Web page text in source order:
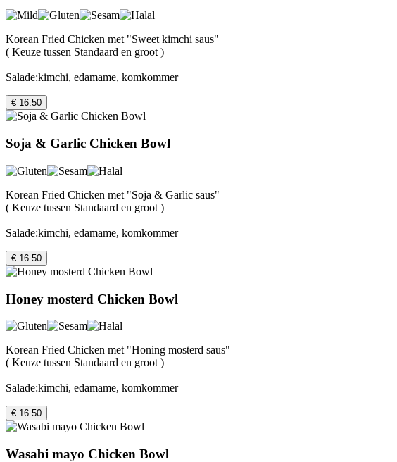
Korean Fried Chicken met "Sweet kimchi saus"
( Keuze tussen Standaard en groot )
Salade:kimchi, edamame, komkommer
€ 16.50
Soja & Garlic Chicken Bowl
Korean Fried Chicken met "Soja & Garlic saus"
( Keuze tussen Standaard en groot )
Salade:kimchi, edamame, komkommer
€ 16.50
Honey mosterd Chicken Bowl
Korean Fried Chicken met "Honing mosterd saus"
( Keuze tussen Standaard en groot )
Salade:kimchi, edamame, komkommer
€ 16.50
Wasabi mayo Chicken Bowl